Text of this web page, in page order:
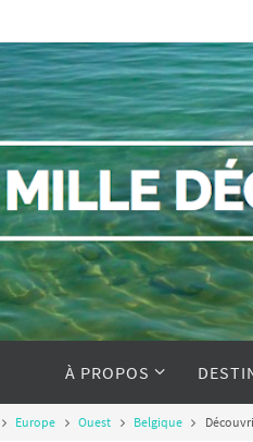
À PROPOS
Europe Ouest Belgique